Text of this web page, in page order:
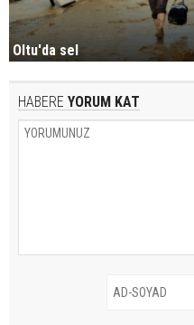
Oltu'da sel
HABERE YORUM KAT